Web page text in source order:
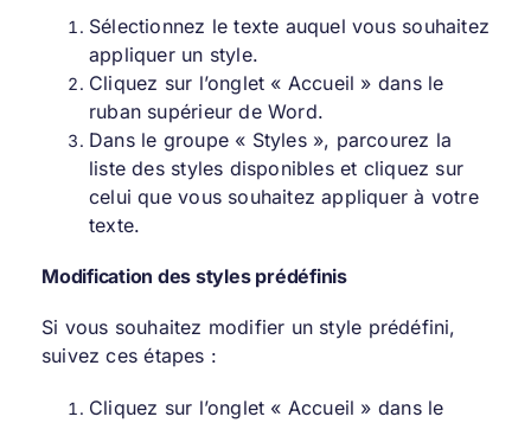
Sélectionnez le texte auquel vous souhaitez
appliquer un style.
Cliquez sur l’onglet « Accueil » dans le
ruban supérieur de Word.
Dans le groupe « Styles », parcourez la
liste des styles disponibles et cliquez sur
celui que vous souhaitez appliquer à votre
texte.
Modification des styles prédéfinis
Si vous souhaitez modifier un style prédéfini,
suivez ces étapes :
Cliquez sur l’onglet « Accueil » dans le